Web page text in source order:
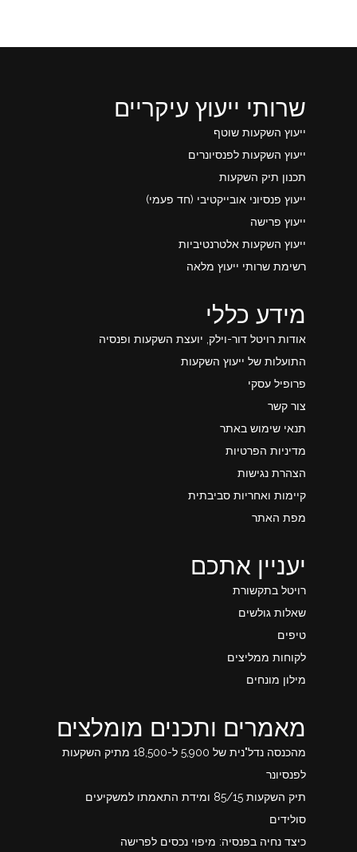
שרותי ייעוץ עיקריים
ייעוץ השקעות שוטף
ייעוץ השקעות לפנסיונרים
תכנון תיק השקעות
ייעוץ פנסיוני אובייקטיבי (חד פעמי)
ייעוץ פרישה
ייעוץ השקעות אלטרנטיביות
רשימת שרותי ייעוץ מלאה
מידע כללי
אודות רויטל דור-וילק, יועצת השקעות ופנסיה
התועלות של ייעוץ השקעות
פרופיל עסקי
צור קשר
תנאי שימוש באתר
מדיניות הפרטיות
הצהרת נגישות
קיימות ואחריות סביבתית
מפת האתר
יעניין אתכם
רויטל בתקשורת
שאלות גולשים
טיפים
לקוחות ממליצים
מילון מונחים
מאמרים ותכנים מומלצים
מהכנסה נדל"נית של 5,900 ל-18,500 מתיק השקעות
לפנסיונר
תיק השקעות 85/15 ומידת התאמתו למשקיעים
סולידים
כיצד נחיה בפנסיה: מיפוי נכסים לפרישה